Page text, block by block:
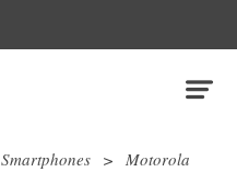
Smartphones > Motorola